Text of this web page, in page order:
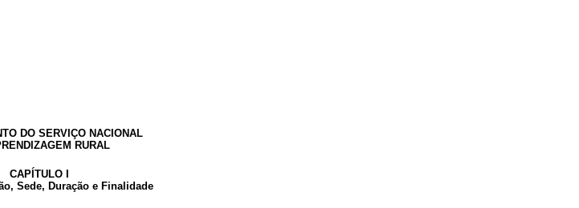
DO SERVIÇO NACIONAL
RURAL
CAPÍTULO I
Sede, Duração e Finalidade